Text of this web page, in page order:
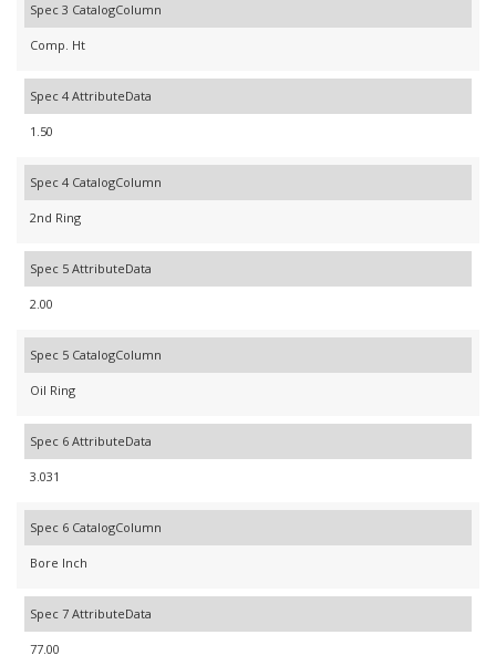
Spec 3 CatalogColumn
Comp. Ht
Spec 4 AttributeData
1.50
Spec 4 CatalogColumn
2nd Ring
Spec 5 AttributeData
2.00
Spec 5 CatalogColumn
Oil Ring
Spec 6 AttributeData
3.031
Spec 6 CatalogColumn
Bore Inch
Spec 7 AttributeData
77.00